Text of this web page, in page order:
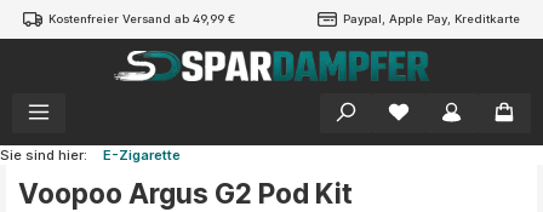
springen
Kostenfreier Versand ab 49,99 € Paypal, Apple Pay, Kreditkarte
Sie sind hier: E-Zigarette
Voopoo Argus G2 Pod Kit